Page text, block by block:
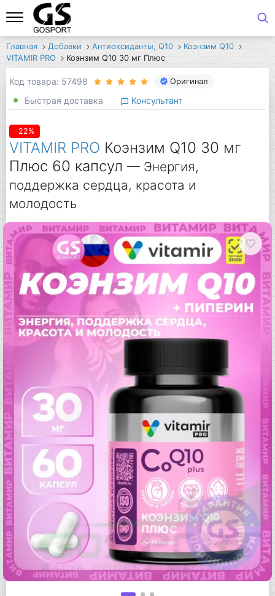
Главная Добавки Антиоксиданты, Q10
Коэнзим Q10
VITAMIR PRO
Коэнзим Q10 30 мг Плюс
Код товара: 57498 Оригинал
Быстрая доставка Консультант
-22%
VITAMIR PRO Коэнзим Q10 30 мг
Плюс 60 капсул — Энергия,
поддержка сердца, красота и
молодость